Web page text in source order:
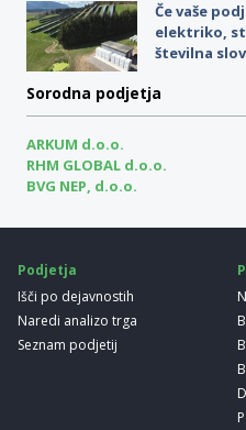
Če vaše
elektriko,
številna
Sorodna podjetja
ARKUM d.o.o.
RHM GLOBAL d.o.o.
BVG NEP, d.o.o.
Podjetja
Išči po dejavnostih
Naredi analizo trga
Seznam podjetij